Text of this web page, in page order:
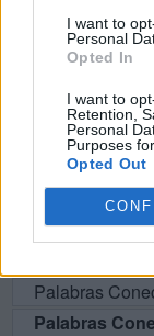
I want to
Personal
Opted In
I want to
Retention,
Personal
Purposes
Opted Out
Por favor
Palabras
Palabras
Palabras
Palabras
Palabras